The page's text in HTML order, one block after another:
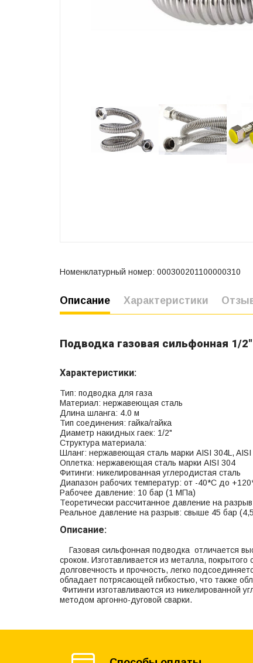
Номенклатурный номер: 000300201100000310
Описание Характеристики
Подводка газовая сильфонная 1/
Характеристики:
Тип: подводка для газа
Материал: нержавеющая сталь
Длина шланга: 4.0 м
Тип соединения: гайка/гайка
Диаметр накидных гаек: 1/2"
Структура материала:
Шланг: нержавеющая сталь марки AISI 304L, AISI
Оплетка: нержавеющая сталь марки AISI 304
Фитинги: никелированная углеродистая сталь
Диапазон рабочих температур: от -40*С до
Рабочее давление: 10 бар (1 МПа)
Теоретически рассчитанное давление на
Реальное давление на разрыв: свыше 45 бар
Описание:
Газовая сильфонная подводка отличается
сроком. Изготавливается из металла,
долговечность и прочность, легко
обладает потрясающей гибкостью, что также
Фитинги изготавливаются из никелированной
методом аргонно-дуговой сварки.